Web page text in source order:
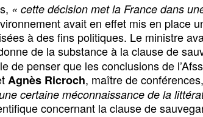
« cette décision met la France dans
avait en effet mis en place
à des fins politiques. Le ministre
de la substance à la clause de
de penser que les conclusions de
Agnès Ricroch, maître de
certaine méconnaissance de la
concernant la clause de